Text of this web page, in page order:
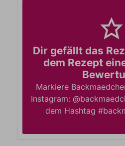
Dir gefällt das
dem Rezept
Markiere
Instagram:
dem Hashtag